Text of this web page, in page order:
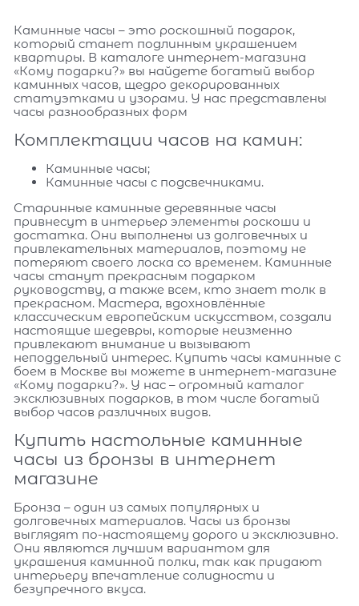
Каминные часы – это роскошный подарок,
который станет подлинным украшением
квартиры. В каталоге интернет-магазина
«Кому подарки?» вы найдете богатый выбор
каминных часов, щедро декорированных
статуэтками и узорами. У нас представлены
часы разнообразных форм
Комплектации часов на камин:
Каминные часы;
Каминные часы с подсвечниками.
Старинные каминные деревянные часы
привнесут в интерьер элементы роскоши и
достатка. Они выполнены из долговечных и
привлекательных материалов, поэтому не
потеряют своего лоска со временем. Каминные
часы станут прекрасным подарком
руководству, а также всем, кто знает толк в
прекрасном. Мастера, вдохновлённые
классическим европейским искусством, создали
настоящие шедевры, которые неизменно
привлекают внимание и вызывают
неподдельный интерес. Купить часы каминные с
боем в Москве вы можете в интернет-магазине
«Кому подарки?». У нас – огромный каталог
эксклюзивных подарков, в том числе богатый
выбор часов различных видов.
Купить настольные каминные
часы из бронзы в интернет
магазине
Бронза – один из самых популярных и
долговечных материалов. Часы из бронзы
выглядят по-настоящему дорого и эксклюзивно.
Они являются лучшим вариантом для
украшения каминной полки, так как придают
интерьеру впечатление солидности и
безупречного вкуса.